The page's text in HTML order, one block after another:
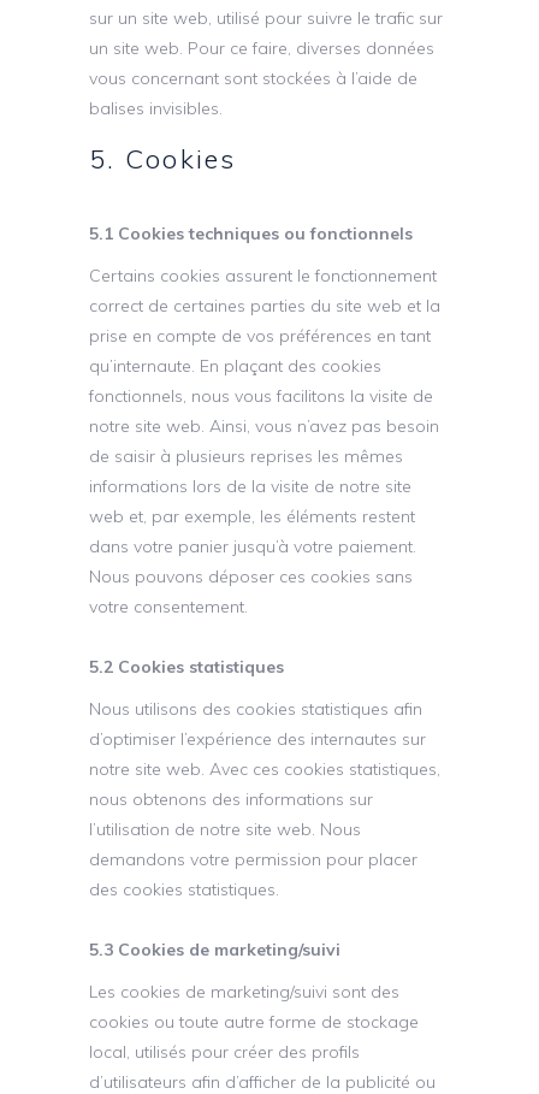
sur un site web, utilisé pour suivre le trafic sur
un site web. Pour ce faire, diverses données
vous concernant sont stockées à l’aide de
balises invisibles.
5. Cookies
5.1 Cookies techniques ou fonctionnels
Certains cookies assurent le fonctionnement
correct de certaines parties du site web et la
prise en compte de vos préférences en tant
qu’internaute. En plaçant des cookies
fonctionnels, nous vous facilitons la visite de
notre site web. Ainsi, vous n’avez pas besoin
de saisir à plusieurs reprises les mêmes
informations lors de la visite de notre site
web et, par exemple, les éléments restent
dans votre panier jusqu’à votre paiement.
Nous pouvons déposer ces cookies sans
votre consentement.
5.2 Cookies statistiques
Nous utilisons des cookies statistiques afin
d’optimiser l’expérience des internautes sur
notre site web. Avec ces cookies statistiques,
nous obtenons des informations sur
l’utilisation de notre site web. Nous
demandons votre permission pour placer
des cookies statistiques.
5.3 Cookies de marketing/suivi
Les cookies de marketing/suivi sont des
cookies ou toute autre forme de stockage
local, utilisés pour créer des profils
d’utilisateurs afin d’afficher de la publicité ou